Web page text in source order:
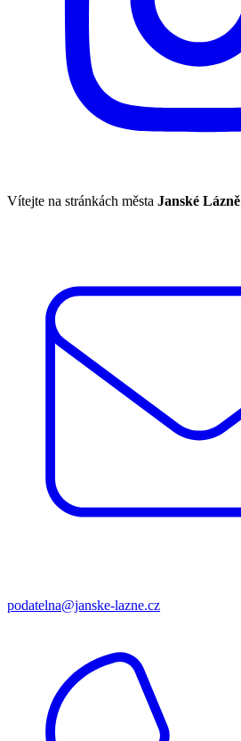
Vítejte na stránkách města Janské Lázně
podatelna@janske-lazne.cz